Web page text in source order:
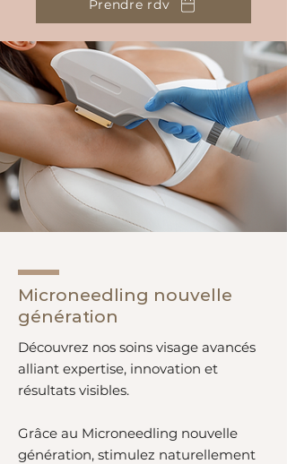
Prendre rdv
Microneedling nouvelle
génération
Découvrez nos soins visage avancés
alliant expertise, innovation et
résultats visibles.
Grâce au Microneedling nouvelle
génération, stimulez naturellement